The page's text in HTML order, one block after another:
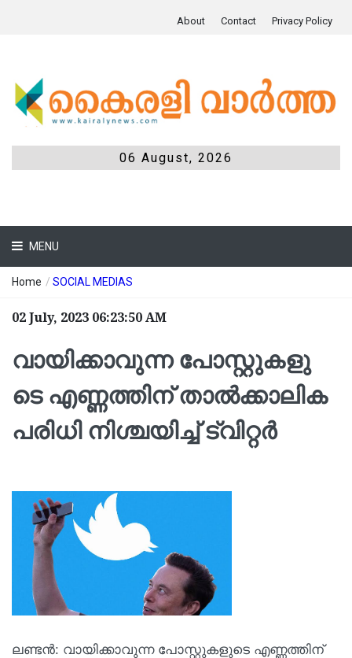
About Contact Privacy Policy
06 August, 2026
MENU
Home / SOCIAL MEDIAS
02 July, 2023 06:23:50 AM
വാ​യി​ക്കാ​വു​ന്ന പോ​സ്റ്റു​ക​ളു​
ടെ എ​ണ്ണ​ത്തി​ന് താ​ൽ​ക്കാ​ലി​ക
പ​രി​ധി നി​ശ്ച​യി​ച്ച് ട്വിറ്റർ
ല​ണ്ട​ൻ: വാ​യി​ക്കാ​വു​ന്ന പോ​സ്റ്റു​ക​ളു​ടെ എ​ണ്ണ​ത്തി​ന്